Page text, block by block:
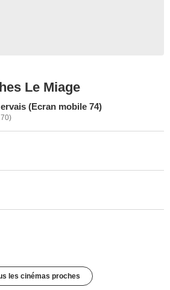
Le Miage
(Ecran mobile 74)
les cinémas proches